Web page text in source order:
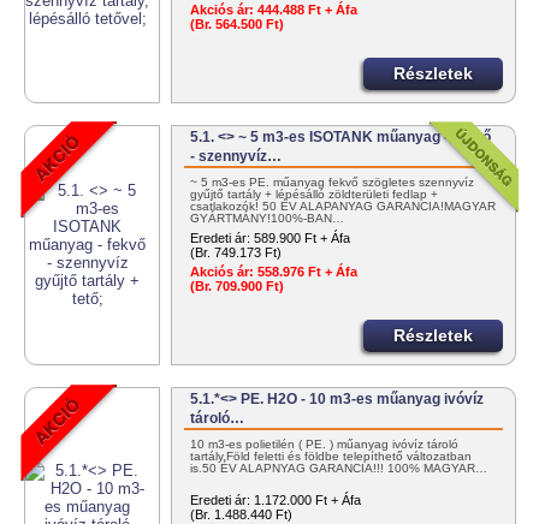
Akciós ár: 444.488 Ft + Áfa
(Br. 564.500 Ft)
Részletek
5.1. <> ~ 5 m3-es ISOTANK műanyag - fekvő
- szennyvíz…
~ 5 m3-es PE. műanyag fekvő szögletes szennyvíz
gyűjtő tartály + lépésálló zöldterületi fedlap +
csatlakozók! 50 ÉV ALAPANYAG GARANCIA!MAGYAR
GYÁRTMÁNY!100%-BAN…
Eredeti ár: 589.900 Ft + Áfa
(Br. 749.173 Ft)
Akciós ár: 558.976 Ft + Áfa
(Br. 709.900 Ft)
Részletek
5.1.*<> PE. H2O - 10 m3-es műanyag ivóvíz
tároló…
10 m3-es polietilén ( PE. ) műanyag ivóvíz tároló
tartály.Föld feletti és földbe telepíthető változatban
is.50 ÉV ALAPNYAG GARANCIA!!! 100% MAGYAR…
Eredeti ár: 1.172.000 Ft + Áfa
(Br. 1.488.440 Ft)